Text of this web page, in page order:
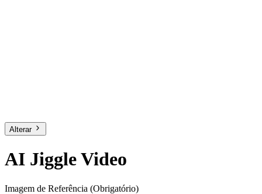
Alterar
AI Jiggle Video
Imagem de Referência (Obrigatório)